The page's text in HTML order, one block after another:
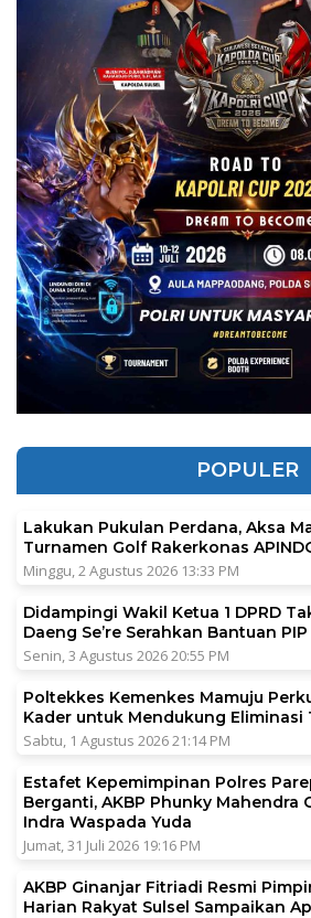
POPULER
Lakukan Pukulan Perdana, Aksa
Turnamen Golf Rakerkonas
Minggu, 2 Agustus 2026 13:33 PM
Didampingi Wakil Ketua 1 DPRD
Daeng Se’re Serahkan Bantuan
Senin, 3 Agustus 2026 20:55 PM
Poltekkes Kemenkes Mamuju
Kader untuk Mendukung Eliminasi
Sabtu, 1 Agustus 2026 21:14 PM
Estafet Kepemimpinan Polres
Berganti, AKBP Phunky Mahendra
Indra Waspada Yuda
Jumat, 31 Juli 2026 19:16 PM
AKBP Ginanjar Fitriadi Resmi
Harian Rakyat Sulsel Sampaikan